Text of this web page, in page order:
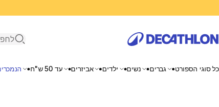
פתיחת
כל סוגי הספורט גברים נשים ילדים אביזרים עד 50 ש"ח
דקטלון ישראל חנות האונליין - נעליים,